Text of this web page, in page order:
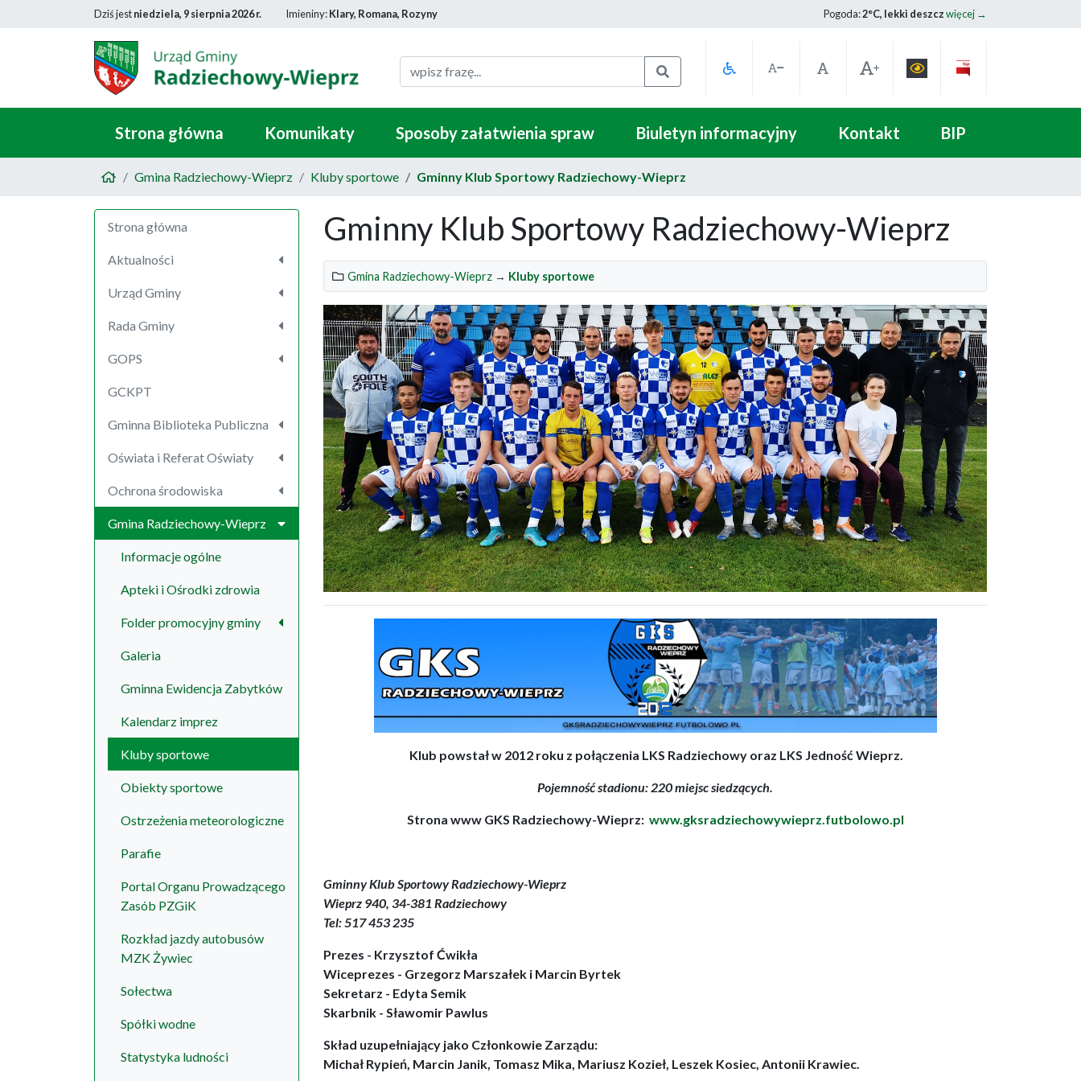
Dziś jestniedziela, 9 sierpnia 2026 r. Imieniny:Klary, Romana, Rozyny Pogoda:2°C, lekki deszczwięcej →
Szukaj
Strona główna Komunikaty Sposoby załatwienia spraw Biuletyn informacyjny Kontakt BIP
Gmina Radziechowy-Wieprz Kluby sportowe Gminny Klub Sportowy Radziechowy-Wieprz
Strona główna
Aktualności
Urząd Gminy
Rada Gminy
GOPS
GCKPT
Gminna Biblioteka Publiczna
Oświata i Referat Oświaty
Ochrona środowiska
Gmina Radziechowy-Wieprz
Informacje ogólne
Apteki i Ośrodki zdrowia
Folder promocyjny gminy
Galeria
Gminna Ewidencja Zabytków
Kalendarz imprez
Kluby sportowe
Obiekty sportowe
Ostrzeżenia meteorologiczne
Parafie
Portal Organu Prowadzącego
Zasób PZGiK
Rozkład jazdy autobusów
MZK Żywiec
Sołectwa
Spółki wodne
Statystyka ludności
Gminny Klub Sportowy Radziechowy-Wieprz
Gmina Radziechowy-Wieprz → Kluby sportowe
Klub powstał w 2012 roku z połączenia LKS Radziechowy oraz LKS Jedność Wieprz.
Pojemność stadionu: 220 miejsc siedzących.
Strona www GKS Radziechowy-Wieprz: www.gksradziechowywieprz.futbolowo.pl
Gminny Klub Sportowy Radziechowy-Wieprz
Wieprz 940, 34-381 Radziechowy
Tel: 517 453 235
Prezes - Krzysztof Ćwikła
Wiceprezes - Grzegorz Marszałek i Marcin Byrtek
Sekretarz - Edyta Semik
Skarbnik - Sławomir Pawlus
Skład uzupełniający jako Członkowie Zarządu:
Michał Rypień, Marcin Janik, Tomasz Mika, Mariusz Kozieł, Leszek Kosiec, Antonii Krawiec.